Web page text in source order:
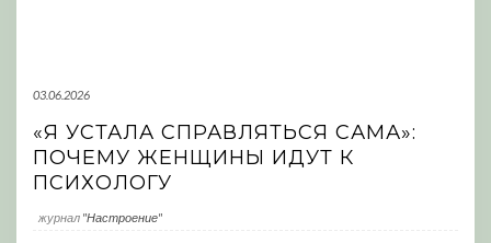
03.06.2026
«Я УСТАЛА СПРАВЛЯТЬСЯ САМА»:
ПОЧЕМУ ЖЕНЩИНЫ ИДУТ К
ПСИХОЛОГУ
журнал "Настроение"